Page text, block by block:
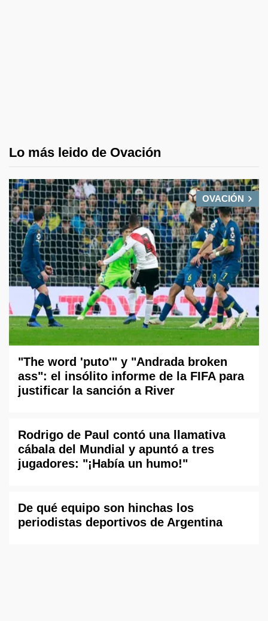
Lo más leido de Ovación
OVACIÓN
"The word 'puto'" y "Andrada broken
ass": el insólito informe de la FIFA para
justificar la sanción a River
Rodrigo de Paul contó una llamativa
cábala del Mundial y apuntó a tres
jugadores: "¡Había un humo!"
De qué equipo son hinchas los
periodistas deportivos de Argentina